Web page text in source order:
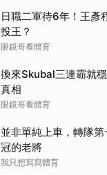
日職二軍待6年！王彥
投王？
眼鏡哥看體育
換來Skubal三連霸就
真相
眼鏡哥看體育
並非單純上車，轉隊
冠的老將
我只想寫寫體育